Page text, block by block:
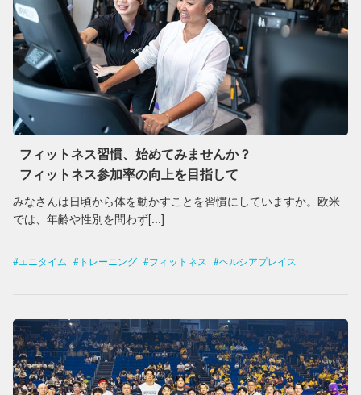
フィットネス習慣、始めてみませんか？
フィットネス参加率の向上を目指して
みなさんは日頃から体を動かすことを習慣にしていますか。欧米
では、年齢や性別を問わず[...]
エニタイム トレーニング フィットネス ヘルシアプレイス